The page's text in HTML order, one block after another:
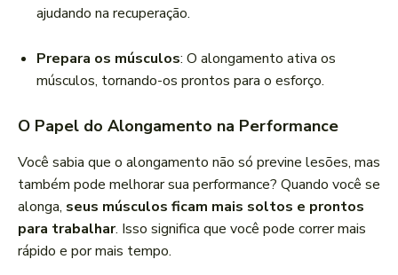
ajudando na recuperação.
Prepara os músculos: O alongamento ativa os
músculos, tornando-os prontos para o esforço.
O Papel do Alongamento na Performance
Você sabia que o alongamento não só previne lesões, mas
também pode melhorar sua performance? Quando você se
alonga, seus músculos ficam mais soltos e prontos
para trabalhar. Isso significa que você pode correr mais
rápido e por mais tempo.